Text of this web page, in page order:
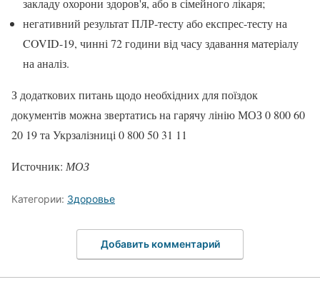
закладу охорони здоров'я, або в сімейного лікаря;
негативний результат ПЛР-тесту або експрес-тесту на
COVID-19, чинні 72 години від часу здавання матеріалу
на аналіз.
З додаткових питань щодо необхідних для поїздок
документів можна звертатись на гарячу лінію МОЗ 0 800 60
20 19 та Укрзалізниці 0 800 50 31 11
Источник: МОЗ
Категории: Здоровье
Добавить комментарий